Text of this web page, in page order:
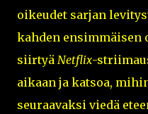
oikeudet sarjan
kahden ensimmäisen
siirtyä Netflix-
aikaan ja katsoa,
seuraavaksi viedä